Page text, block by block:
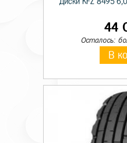
44
Осталось:
В